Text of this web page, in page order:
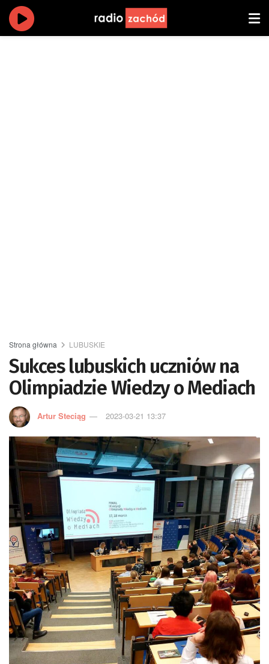
Strona główna LUBUSKIE
Sukces lubuskich uczniów na
Olimpiadzie Wiedzy o Mediach
Artur Steciąg 2023-03-21 13:37